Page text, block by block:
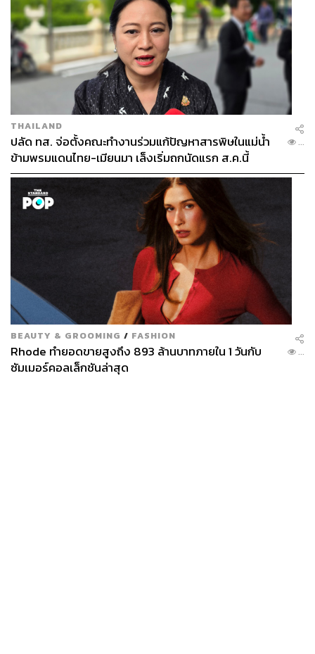
THAILAND
ปลัด ทส. จ่อตั้งคณะทำงานร่วมแก้ปัญหาสารพิษในแม่น้ำ
ข้ามพรมแดนไทย-เมียนมา เล็งเริ่มถกนัดแรก ส.ค.นี้
...
BEAUTY & GROOMING / FASHION
Rhode ทำยอดขายสูงถึง 893 ล้านบาทภายใน 1 วันกับ
ซัมเมอร์คอลเล็กชันล่าสุด
...